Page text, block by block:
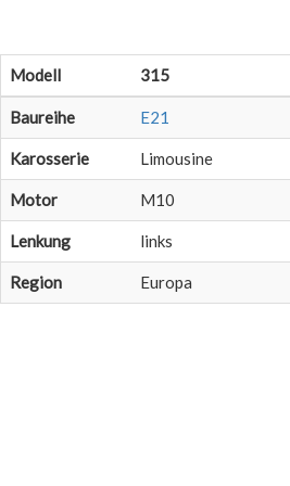
Modell 315
Baureihe E21
Karosserie Limousine
Motor M10
Lenkung links
Region Europa